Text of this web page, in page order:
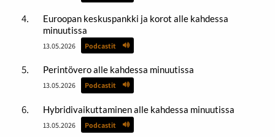
Euroopan keskuspankki ja korot alle kahdessa
minuutissa
13.05.2026 Podcastit
Perintövero alle kahdessa minuutissa
13.05.2026 Podcastit
Hybridivaikuttaminen alle kahdessa minuutissa
13.05.2026 Podcastit